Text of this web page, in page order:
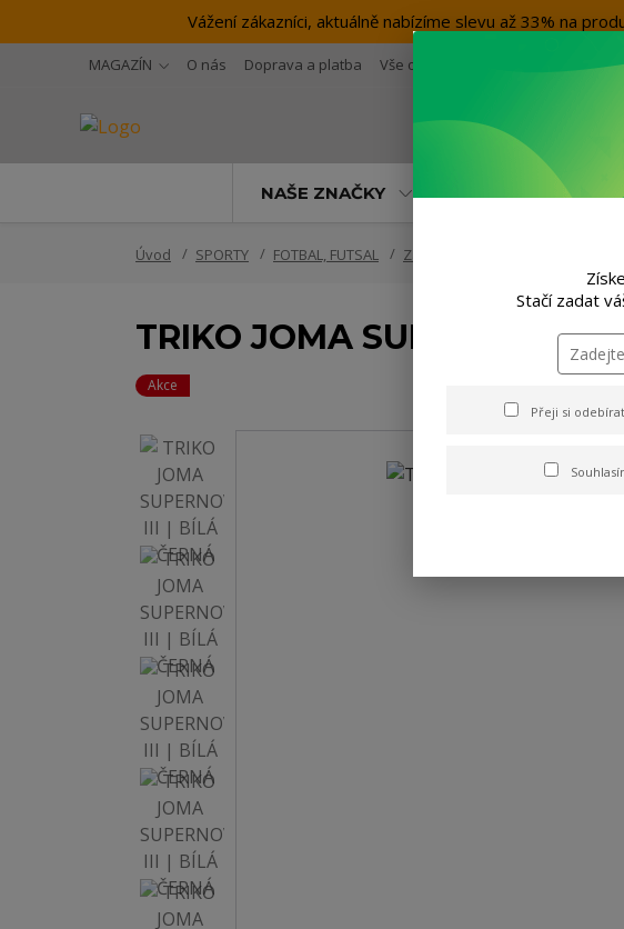
Vážení zákazníci, aktuálně nabízíme slevu až 33% na
MAGAZÍN O nás Doprava a platba Vše o nákupu
NAŠE ZNAČKY SPORTY
Úvod SPORTY FOTBAL, FUTSAL Zápasové vybavení Dresy
TRIKO JOMA SUPERNOVA
Akce
Stačí zadat
Přeji si